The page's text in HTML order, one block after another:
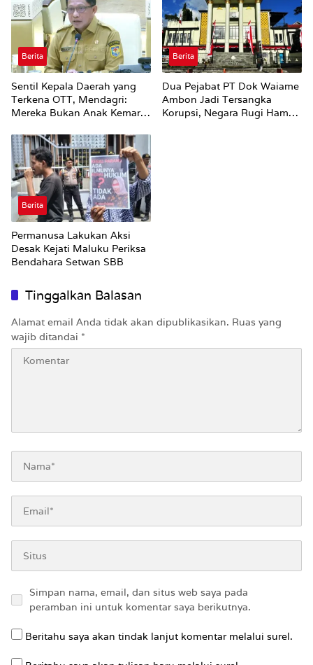
Berita
Sentil Kepala Daerah yang
Terkena OTT, Mendagri:
Mereka Bukan Anak Kemarin
Berita
Dua Pejabat PT Dok Waiame
Ambon Jadi Tersangka
Korupsi, Negara Rugi Hampir
Berita
Permanusa Lakukan Aksi
Desak Kejati Maluku Periksa
Bendahara Setwan SBB
Tinggalkan Balasan
Alamat email Anda tidak akan dipublikasikan. Ruas yang
wajib ditandai *
Simpan nama, email, dan situs web saya pada
peramban ini untuk komentar saya berikutnya.
Beritahu saya akan tindak lanjut komentar melalui surel.